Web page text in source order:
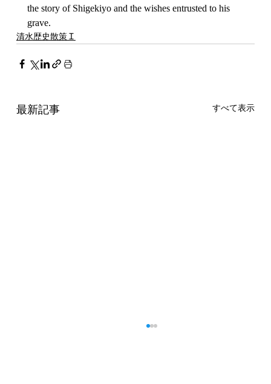
the story of Shigekiyo and the wishes entrusted to his
grave.
清水歴史散策Ｉ
最新記事 すべて表示